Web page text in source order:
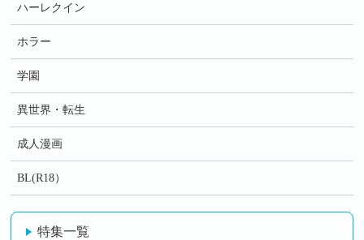
ハーレクイン
ホラー
学園
異世界・転生
成人漫画
BL(R18）
特集一覧